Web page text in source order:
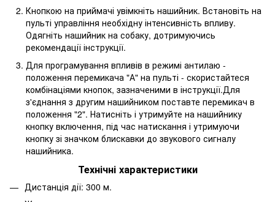
Кнопкою на приймачі увімкніть нашийник. Встановіть на
пульті управління необхідну інтенсивність впливу.
Одягніть нашийник на собаку, дотримуючись
рекомендації інструкції.
Для програмування впливів в режимі антилаю -
положення перемикача "А" на пульті - скористайтеся
комбінаціями кнопок, зазначеними в інструкції.Для
з'єднання з другим нашийником поставте перемикач в
положення "2". Натисніть і утримуйте на нашийнику
кнопку включення, під час натискання і утримуючи
кнопку зі значком блискавки до звукового сигналу
нашийника.
Технічні характеристики
Дистанція дії: 300 м.